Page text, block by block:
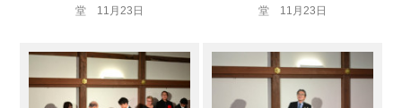
堂 11月23日
堂 11月23日